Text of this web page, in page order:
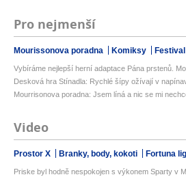
Pro nejmenší
Mourissonova poradna Komiksy
Vybíráme nejlepší herní adaptace Pána prstenů.
Desková hra Stínadla: Rychlé šípy ožívají v
Mourrisonova poradna: Jsem líná a nic se mi
Video
Prostor X Branky, body, kokoti Fortuna
Priske byl hodně nespokojen s výkonem Sparty v